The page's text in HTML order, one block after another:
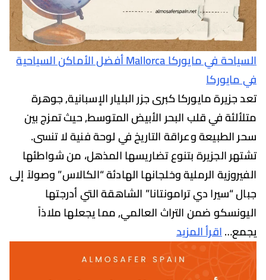
السياحة في مايوركا Mallorca أفضل الأماكن السياحية
مايوركا كبرى جزر البليار الإسبانية, جوهرة
في قلب البحر الأبيض المتوسط, حيث تمزج بين
وعراقة التاريخ في لوحة فنية لا تنسى.
الجزيرة بتنوع تضاريسها المذهل، من شواطئها
الرملية وخلجانها الهادئة “الكالاس” وصولاً إلى
دي ترامونتانا” الشاهقة التي أدرجتها
ضمن التراث العالمي, مما يجعلها ملاذاً
اقرأ المزيد